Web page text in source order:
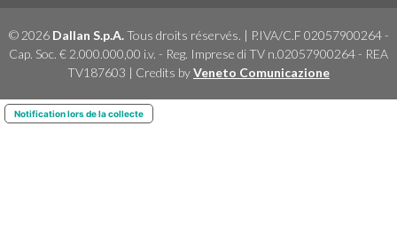
© 2026 Dallan S.p.A.Tous droits réservés. | P.IVA/C.F 02057900264 -
Cap. Soc. € 2.000.000,00 i.v. - Reg. Imprese di TV n.02057900264 - REA
TV187603 | Credits byVeneto Comunicazione
Notification lors de la collecte